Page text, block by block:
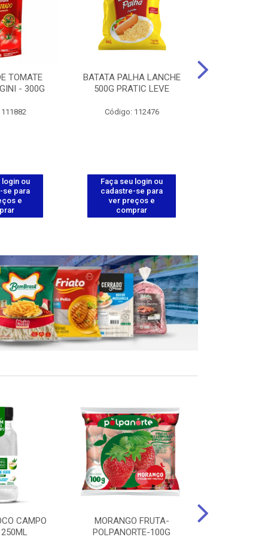
TOMATE
- 300G
login ou
se para
e
BATATA PALHA LANCHE
500G PRATIC LEVE
Código: 112476
Faça seu login ou
cadastre-se para
ver preços e
comprar
CAMPO
MORANGO FRUTA-
POLPANORTE-100G